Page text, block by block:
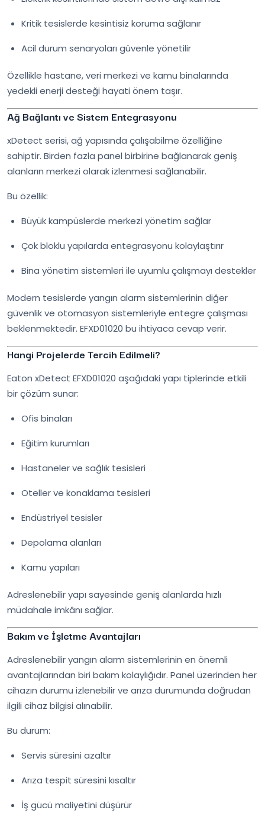
Kritik tesislerde kesintisiz koruma sağlanır
Acil durum senaryoları güvenle yönetilir
Özellikle hastane, veri merkezi ve kamu binalarında
yedekli enerji desteği hayati önem taşır.
Ağ Bağlantı ve Sistem Entegrasyonu
xDetect serisi, ağ yapısında çalışabilme özelliğine
sahiptir. Birden fazla panel birbirine bağlanarak geniş
alanların merkezi olarak izlenmesi sağlanabilir.
Bu özellik:
Büyük kampüslerde merkezi yönetim sağlar
Çok bloklu yapılarda entegrasyonu kolaylaştırır
Bina yönetim sistemleri ile uyumlu çalışmayı destekler
Modern tesislerde yangın alarm sistemlerinin diğer
güvenlik ve otomasyon sistemleriyle entegre çalışması
beklenmektedir. EFXD01020 bu ihtiyaca cevap verir.
Hangi Projelerde Tercih Edilmeli?
Eaton xDetect EFXD01020 aşağıdaki yapı tiplerinde etkili
bir çözüm sunar:
Ofis binaları
Eğitim kurumları
Hastaneler ve sağlık tesisleri
Oteller ve konaklama tesisleri
Endüstriyel tesisler
Depolama alanları
Kamu yapıları
Adreslenebilir yapı sayesinde geniş alanlarda hızlı
müdahale imkânı sağlar.
Bakım ve İşletme Avantajları
Adreslenebilir yangın alarm sistemlerinin en önemli
avantajlarından biri bakım kolaylığıdır. Panel üzerinden her
cihazın durumu izlenebilir ve arıza durumunda doğrudan
ilgili cihaz bilgisi alınabilir.
Bu durum:
Servis süresini azaltır
Arıza tespit süresini kısaltır
İş gücü maliyetini düşürür